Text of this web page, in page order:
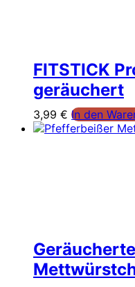
FITSTICK
geräuchert
3,99 € In den